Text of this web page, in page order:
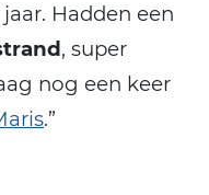
Hadden een
, super
nog een keer
.”